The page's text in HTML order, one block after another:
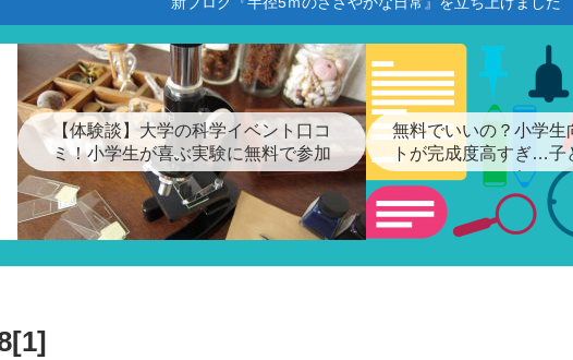
【体験談】大学の科学イベント口コ
ミ！小学生が喜ぶ実験に無料で参加
無料でいいの？小学生
トが完成度高すぎ…子
ショー